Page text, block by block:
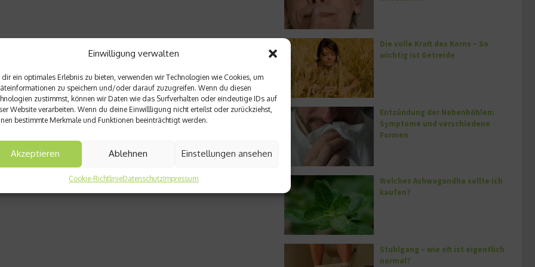
Einwilligung verwalten
dir ein optimales Erlebnis zu bieten, verwenden wir Technologien wie Cookies, um
zu speichern und/oder darauf zuzugreifen. Wenn du diesen
zustimmst, können wir Daten wie das Surfverhalten oder eindeutige IDs auf
Website verarbeiten. Wenn du deine Einwillligung nicht erteilst oder zurückziehst,
bestimmte Merkmale und Funktionen beeinträchtigt werden.
Akzeptieren Ablehnen Einstellungen ansehen
Cookie-RichtlinieDatenschutzImpressum
Die volle Kraft des Korns – So
wichtig ist Getreide
Entzündung der Nebenhöhlen:
Symptome und verschiedene
Formen
Welches Ashwagandha sollte ich
kaufen?
Stuhlgang – wie oft ist eigentlich
normal?